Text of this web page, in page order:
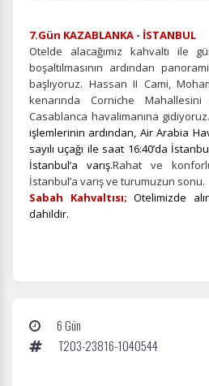
7.Gün KAZABLANKA - İSTANBUL
Otelde alacağımız kahvaltı ile
boşaltılmasının ardından
başlıyoruz. Hassan II Cami,
kenarında Corniche
Casablanca havalimanına gidiyoruz.
işlemlerinin ardından, Air Arabia
sayılı uçağı ile saat 16:40’da
İstanbul’a varış.Rahat ve
İstanbul’a varış ve turumuzun sonu.
Sabah Kahvaltısı; Otelimizde
dahildir.
6 Gün
T203-23816-1040544